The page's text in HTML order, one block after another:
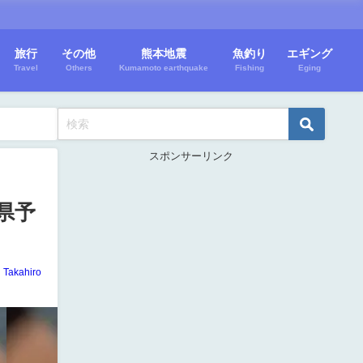
旅行
Travel
その他
Others
熊本地震
Kumamoto earthquake
魚釣り
Fishing
エギング
Eging
予
Takahiro
スポンサーリンク